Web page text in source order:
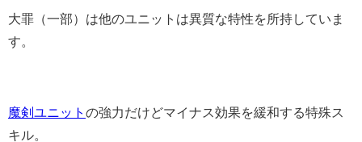
大罪（一部）は他のユニットは異質な特性を所持していま
す。
魔剣ユニット の強力だけどマイナス効果を緩和する特殊ス
キル。